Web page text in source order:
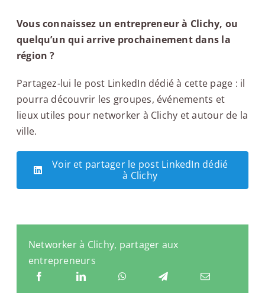
Vous connaissez un entrepreneur à Clichy, ou
quelqu’un qui arrive prochainement dans la
région ?
Partagez-lui le post LinkedIn dédié à cette page : il
pourra découvrir les groupes, événements et
lieux utiles pour networker à Clichy et autour de la
ville.
Voir et partager le post LinkedIn dédié
à Clichy
Networker à Clichy, partager aux
entrepreneurs